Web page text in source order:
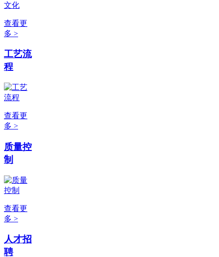
查看更
多 >
工艺流
程
查看更
多 >
质量控
制
查看更
多 >
人才招
聘